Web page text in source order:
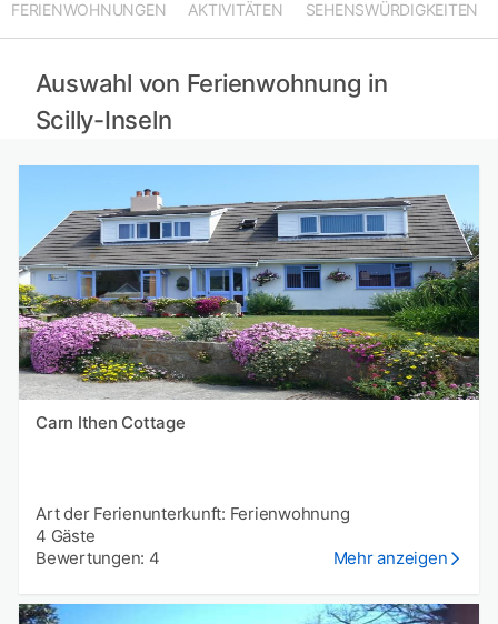
FERIENWOHNUNGEN AKTIVITÄTEN SEHENSWÜRDIGKEITEN
Auswahl von Ferienwohnung in
Scilly-Inseln
Carn Ithen Cottage
Art der Ferienunterkunft: Ferienwohnung
4 Gäste
Bewertungen: 4
Mehr anzeigen